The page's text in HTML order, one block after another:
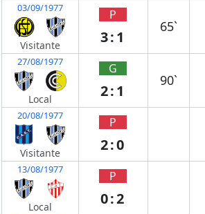
03/09/1977
Visitante
P
3:1
65`
27/08/1977
Local
G
2:1
90`
20/08/1977
Visitante
P
2:0
13/08/1977
Local
P
0:2